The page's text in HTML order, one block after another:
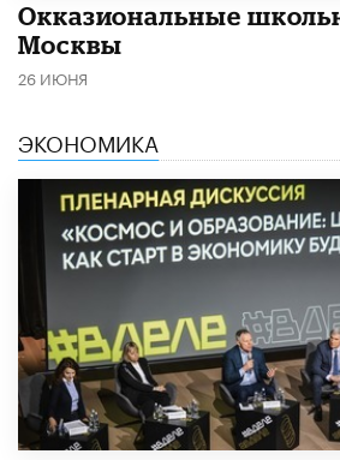
​Окказиональные
Москвы
26 ИЮНЯ
ЭКОНОМИКА